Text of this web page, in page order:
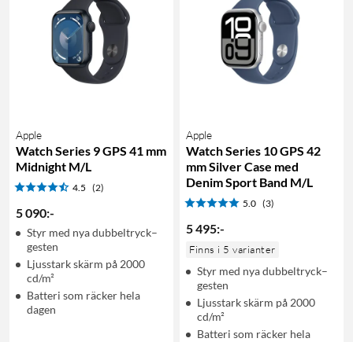
Apple
Watch Series 9 GPS 41 mm
Midnight M/L
4.5 (2)
5 090:-
Styr med nya dubbeltryck–
gesten
Ljusstark skärm på 2000
cd/m²
Batteri som räcker hela
dagen
Apple
Watch Series 10 GPS 42
mm Silver Case med
Denim Sport Band M/L
5.0 (3)
5 495:-
Finns i 5 varianter
Styr med nya dubbeltryck–
gesten
Ljusstark skärm på 2000
cd/m²
Batteri som räcker hela